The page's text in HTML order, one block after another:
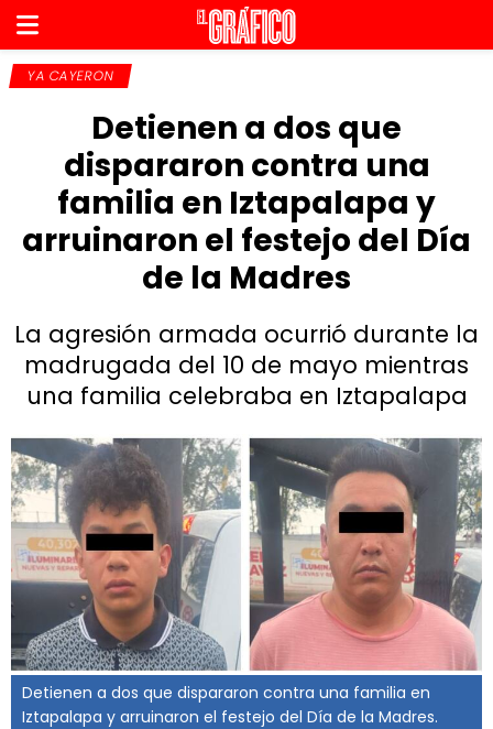
YA CAYERON
Detienen a dos que
dispararon contra una
familia en Iztapalapa y
arruinaron el festejo del Día
de la Madres
La agresión armada ocurrió durante la
madrugada del 10 de mayo mientras
una familia celebraba en Iztapalapa
Detienen a dos que dispararon contra una familia en
Iztapalapa y arruinaron el festejo del Día de la Madres.